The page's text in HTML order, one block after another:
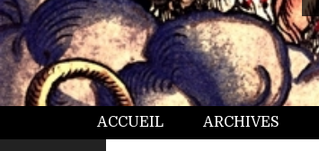
ACCUEIL ARCHIVES